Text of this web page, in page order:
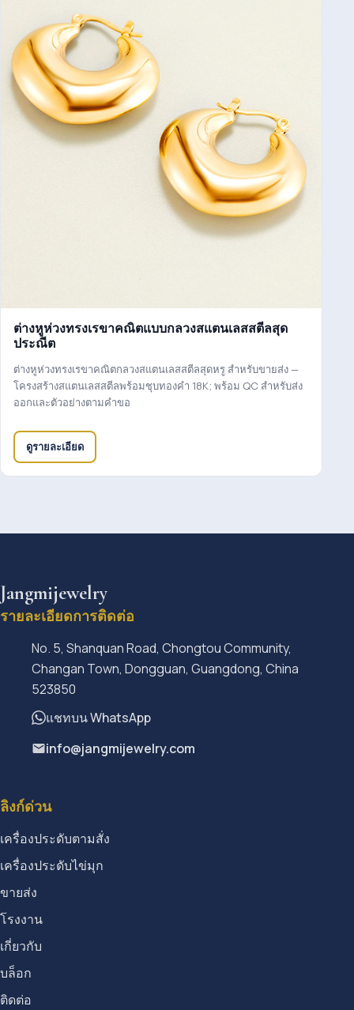
ต่างหูห่วงทรงเรขาคณิตแบบกลวงสแตนเลสสตีลสุด
ประณีต
ต่างหูห่วงทรงเรขาคณิตกลวงสแตนเลสสตีลสุดหรู สำหรับขายส่ง —
โครงสร้างสแตนเลสสตีลพร้อมชุบทองคำ 18K; พร้อม QC สำหรับส่ง
ออกและตัวอย่างตามคำขอ
ดูรายละเอียด
Jangmijewelry
รายละเอียดการติดต่อ
No. 5, Shanquan Road, Chongtou Community,
Changan Town, Dongguan, Guangdong, China
523850
แชทบน WhatsApp
info@jangmijewelry.com
ลิงก์ด่วน
เครื่องประดับตามสั่ง
เครื่องประดับไข่มุก
ขายส่ง
โรงงาน
เกี่ยวกับ
บล็อก
ติดต่อ